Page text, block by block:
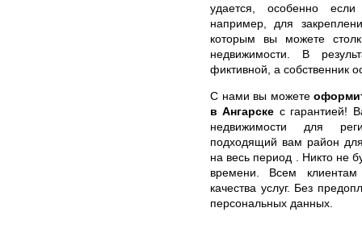
удается, особенно
например, для
которым вы можете
недвижимости. В
фиктивной, а собственник
С нами вы можете
в Ангарске с гарантией!
недвижимости для
подходящий вам район
на весь период . Никто не
времени. Всем
качества услуг. Без
персональных данных.